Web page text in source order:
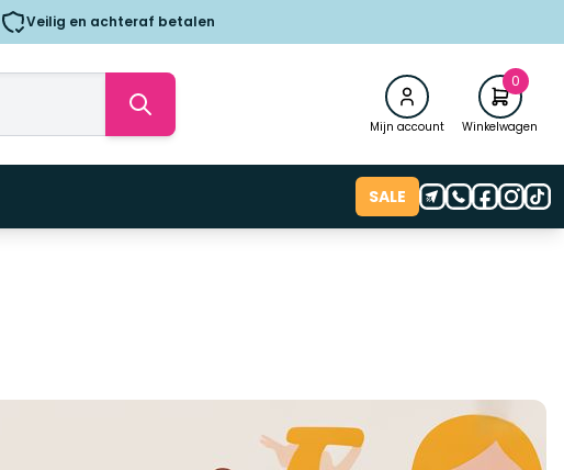
Veilig en achteraf betalen
Mijn account
0
Winkelwagen
SALE